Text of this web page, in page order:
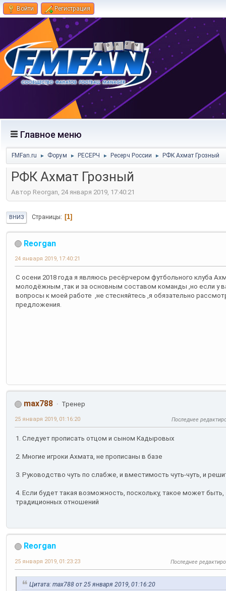
Войти Регистрация
Главное меню
FMFan.ru ► Форум ► РЕСЕРЧ ► Ресерч России ► РФК Ахмат Грозный
РФК Ахмат Грозный
Автор Reorgan, 24 января 2019, 17:40:21
ВНИЗ Страницы 1
Reorgan
24 января 2019, 17:40:21
С осени 2018 года я являюсь ресёрчером футбольного клуба
молодёжным ,так и за основным составом команды ,но если у
вопросы к моей работе ,не стесняйтесь ,я обязательно
предложения.
max788 Тренер
25 января 2019, 01:16:20 Последнее
1. Следует прописать отцом и сыном Кадыровых
2. Многие игроки Ахмата, не прописаны в базе
3. Руководство чуть по слабже, и вместимость чуть-чуть, и
4. Если будет такая возможность, поскольку, такое может
традиционных отношений
Reorgan
25 января 2019, 01:23:23 Последнее
Цитата: max788 от 25 января 2019, 01:16:20